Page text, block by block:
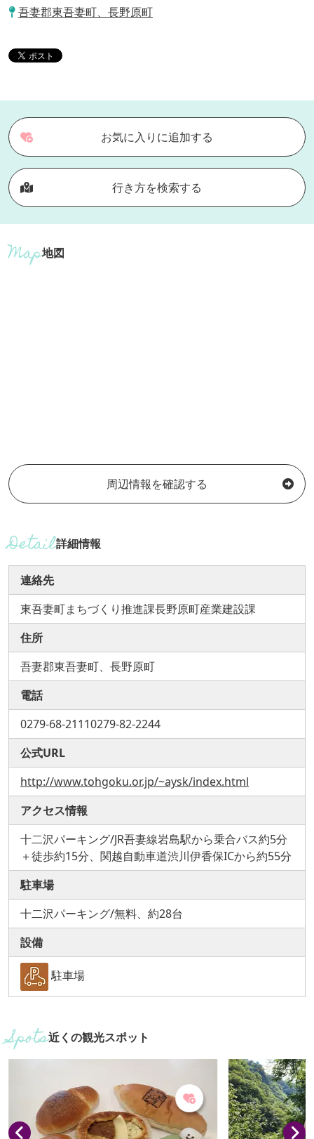
吾妻郡東吾妻町、長野原町
お気に入りに追加する
行き方を検索する
地図
周辺情報を確認する
詳細情報
連絡先
東吾妻町まちづくり推進課長野原町産業建設課
住所
吾妻郡東吾妻町、長野原町
電話
0279-68-21110279-82-2244
公式URL
http://www.tohgoku.or.jp/~aysk/index.html
アクセス情報
十二沢パーキング/JR吾妻線岩島駅から乗合バス約5分
＋徒歩約15分、関越自動車道渋川伊香保ICから約55分
駐車場
十二沢パーキング/無料、約28台
設備
駐車場
近くの観光スポット